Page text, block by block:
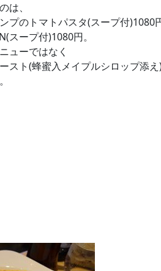
は、
プのトマトパスタ(スープ付)1080
スープ付)1080円。
ューではなく
スト(蜂蜜入メイプルシロップ添